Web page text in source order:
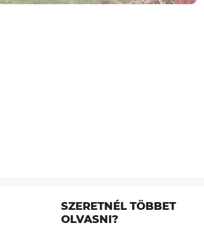
SZERETNÉL TÖBBET
OLVASNI?